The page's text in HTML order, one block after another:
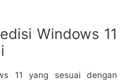
Windows 11
11 yang sesuai dengan